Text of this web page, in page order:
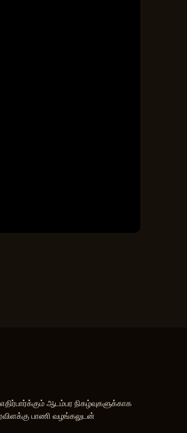
ஆடம்பர நிகழ்வுகளுக்காக
பாணி வழங்கலுடன்